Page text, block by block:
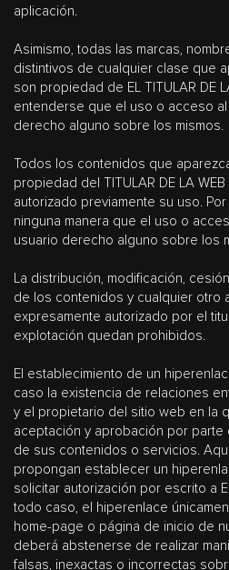
aplicación.
Asimismo, todas las marcas,
distintivos de cualquier clase que
son propiedad de EL TITULAR DE
entenderse que el uso o acceso al
derecho alguno sobre los mismos.
Todos los contenidos que
propiedad del TITULAR DE LA
autorizado previamente su uso.
ninguna manera que el uso o
usuario derecho alguno sobre los
La distribución, modificación,
de los contenidos y cualquier otro
expresamente autorizado por el
explotación quedan prohibidos.
El establecimiento de un
caso la existencia de relaciones
y el propietario del sitio web en la
aceptación y aprobación por parte
de sus contenidos o servicios.
propongan establecer un
solicitar autorización por escrito a
todo caso, el hiperenlace
home-page o página de inicio de
deberá abstenerse de realizar
falsas, inexactas o incorrectas